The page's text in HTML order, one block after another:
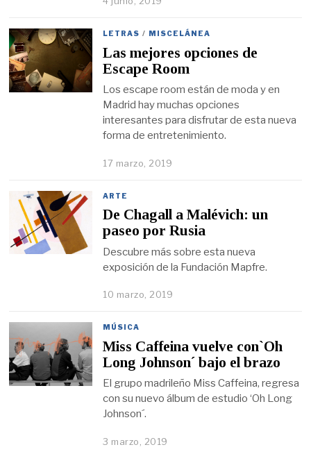
LETRAS / MISCELÁNEA
Las mejores opciones de
Escape Room
Los escape room están de moda y en
Madrid hay muchas opciones
interesantes para disfrutar de esta nueva
forma de entretenimiento.
17 marzo, 2019
ARTE
De Chagall a Malévich: un
paseo por Rusia
Descubre más sobre esta nueva
exposición de la Fundación Mapfre.
10 marzo, 2019
MÚSICA
Miss Caffeina vuelve con`Oh
Long Johnson´ bajo el brazo
El grupo madrileño Miss Caffeina, regresa
con su nuevo álbum de estudio ‘Oh Long
Johnson´.
3 marzo, 2019